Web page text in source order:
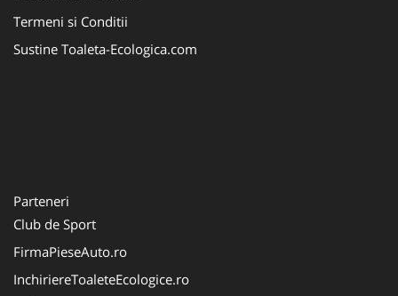
Termeni si Conditii
Sustine Toaleta-Ecologica.com
Parteneri
Club de Sport
FirmaPieseAuto.ro
InchiriereToaleteEcologice.ro